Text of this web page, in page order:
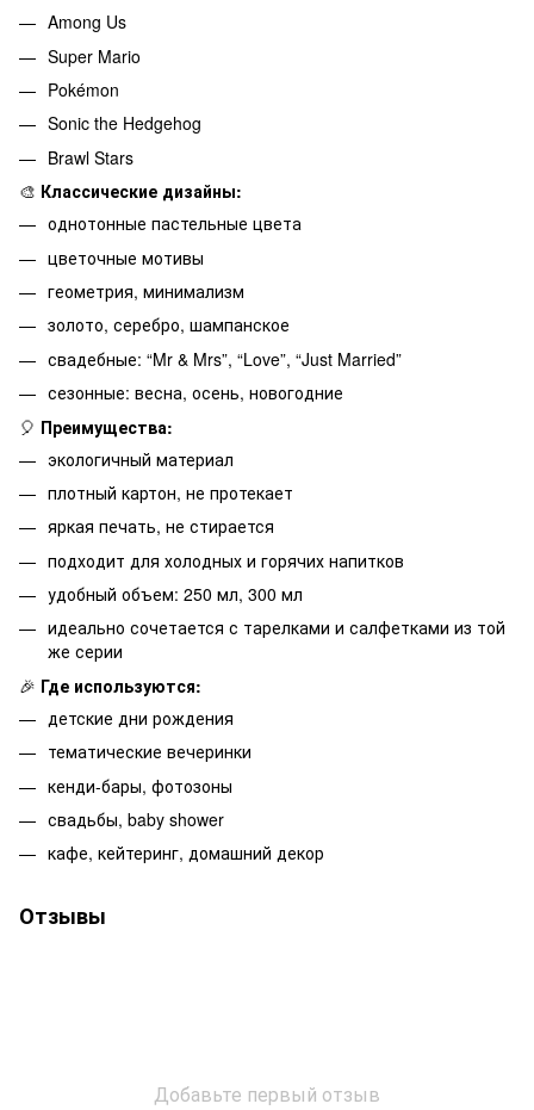
Among Us
Super Mario
Pokémon
Sonic the Hedgehog
Brawl Stars
🎨 Классические дизайны:
однотонные пастельные цвета
цветочные мотивы
геометрия, минимализм
золото, серебро, шампанское
свадебные: “Mr & Mrs”, “Love”, “Just Married”
сезонные: весна, осень, новогодние
🎈 Преимущества:
экологичный материал
плотный картон, не протекает
яркая печать, не стирается
подходит для холодных и горячих напитков
удобный объем: 250 мл, 300 мл
идеально сочетается с тарелками и салфетками из той
же серии
🎉 Где используются:
детские дни рождения
тематические вечеринки
кенди-бары, фотозоны
свадьбы, baby shower
кафе, кейтеринг, домашний декор
Отзывы
Добавьте первый отзыв